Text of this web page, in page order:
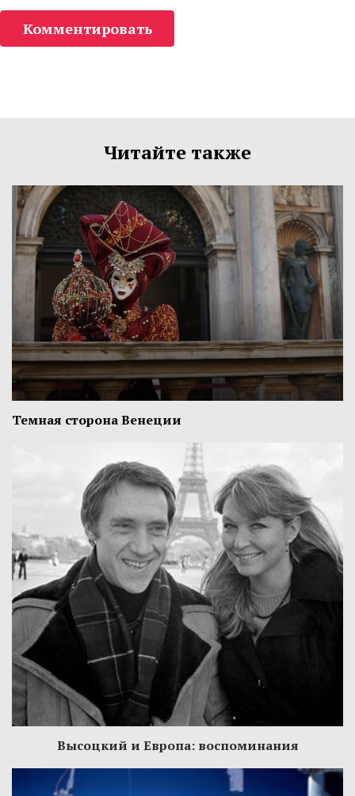
Комментировать
Читайте также
Темная сторона Венеции
Высоцкий и Европа: воспоминания